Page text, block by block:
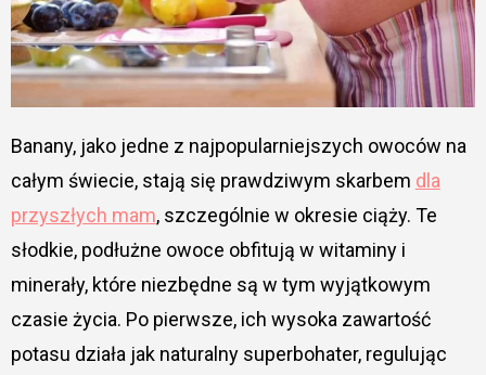
Banany, jako jedne z najpopularniejszych owoców na
całym świecie, stają się prawdziwym skarbem dla
przyszłych mam, szczególnie w okresie ciąży. Te
słodkie, podłużne owoce obfitują w witaminy i
minerały, które niezbędne są w tym wyjątkowym
czasie życia. Po pierwsze, ich wysoka zawartość
potasu działa jak naturalny superbohater, regulując